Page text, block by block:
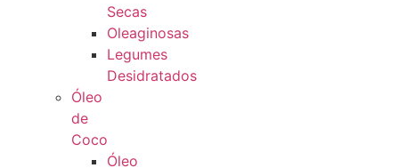
Secas
Oleaginosas
Legumes
Desidratados
Óleo
de
Coco
Óleo